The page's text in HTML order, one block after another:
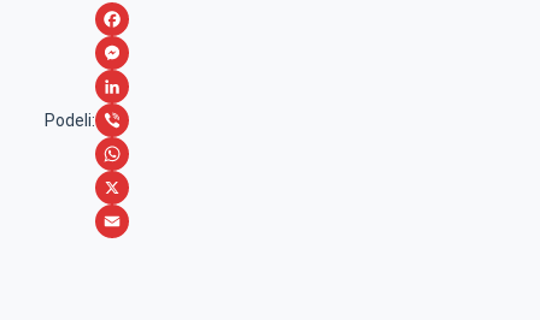
Podeli:
F
a
c
e
b
o
M
e
s
s
e
L
i
n
k
V
i
b
W
h
X